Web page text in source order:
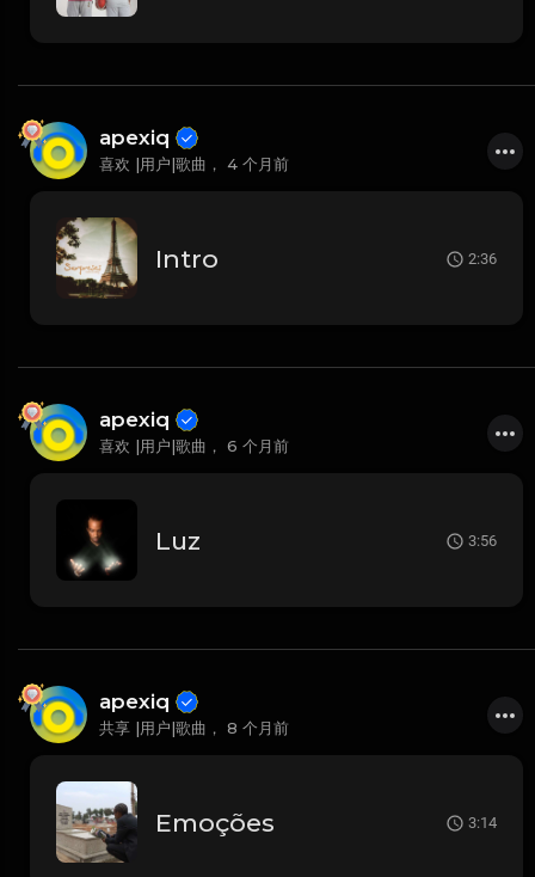
apexiq
喜欢 |用户|歌曲， 4 个月前
Intro 2:36
apexiq
喜欢 |用户|歌曲， 6 个月前
Luz 3:56
apexiq
共享 |用户|歌曲， 8 个月前
Emoções 3:14